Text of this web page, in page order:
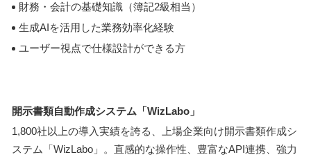
財務・会計の基礎知識（簿記2級相当）
生成AIを活用した業務効率化経験
ユーザー視点で仕様設計ができる方
開示書類自動作成システム「WizLabo」
1,800社以上の導入実績を誇る、上場企業向け開示書類作成シ
ステム「WizLabo」。直感的な操作性、豊富なAPI連携、強力